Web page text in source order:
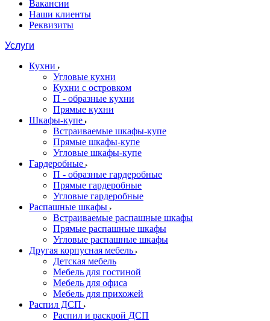
Вакансии
Наши клиенты
Реквизиты
Услуги
Кухни
Угловые кухни
Кухни с островком
П - образные кухни
Прямые кухни
Шкафы-купе
Встраиваемые шкафы-купе
Прямые шкафы-купе
Угловые шкафы-купе
Гардеробные
П - образные гардеробные
Прямые гардеробные
Угловые гардеробные
Распашные шкафы
Встраиваемые распашные шкафы
Прямые распашные шкафы
Угловые распашные шкафы
Другая корпусная мебель
Детская мебель
Мебель для гостиной
Мебель для офиса
Мебель для прихожей
Распил ДСП
Распил и раскрой ДСП